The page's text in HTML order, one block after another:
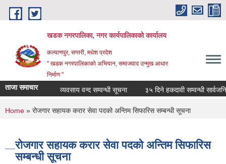
Skip to main content
खडक नगरपालिका, नगर कार्यपालिकाकाे कार्यालय
कल्याणपुर, सप्तरी, मधेश प्रदेश
" खडक नगरपालिकाको अभियान, समाजवाद उन्मुख आधार
निर्माण "
ताजा समाचार व्यवसाय वन्द सम्वन्धी सूचना ३५ दिने हकदावी सम्वन्धी
You are here
Home » रोजगार सहायक करार सेवा पदको अन्तिम सिफारिस सम्बन्धी सूचना
रोजगार सहायक करार सेवा पदको अन्तिम सिफारिस
सम्बन्धी सूचना